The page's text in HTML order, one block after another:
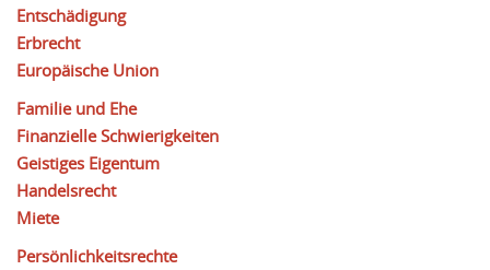
Entschädigung
Erbrecht
Europäische Union
Familie und Ehe
Finanzielle Schwierigkeiten
Geistiges Eigentum
Handelsrecht
Miete
Persönlichkeitsrechte